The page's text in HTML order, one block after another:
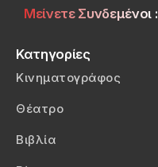
Μείνετε Συνδεμένοι :
Κατηγορίες
Κινηματογράφος
Θέατρο
Βιβλία